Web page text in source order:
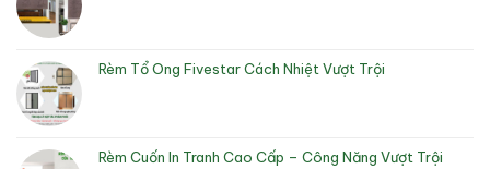
Rèm Tổ Ong Fivestar Cách Nhiệt Vượt Trội
Rèm Cuốn In Tranh Cao Cấp – Công Năng Vượt Trội